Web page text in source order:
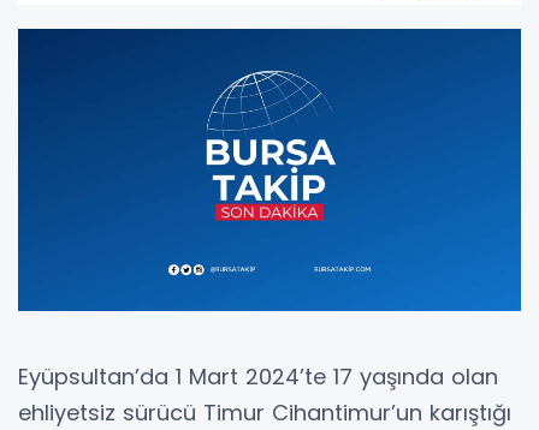
Eyüpsultan’da 1 Mart 2024’te 17 yaşında olan
ehliyetsiz sürücü Timur Cihantimur’un karıştığı